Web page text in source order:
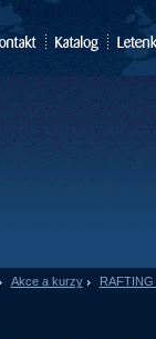
Akce a kurzy»